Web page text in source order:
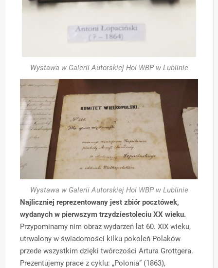
Wystawa w Galerii Autorskiej Hol WBP w Lublinie
Wystawa w Galerii Autorskiej Hol WBP w Lublinie
Najliczniej reprezentowany jest zbiór pocztówek,
wydanych w pierwszym trzydziestoleciu XX wieku.
Przypominamy nim obraz wydarzeń lat 60. XIX wieku,
utrwalony w świadomości kilku pokoleń Polaków
przede wszystkim dzięki twórczości Artura Grottgera.
Prezentujemy prace z cyklu: „Polonia” (1863),